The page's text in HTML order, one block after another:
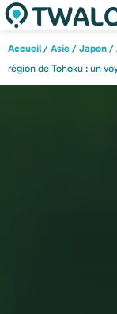
Accueil/ Asie / Japon /
région de Tohoku : un